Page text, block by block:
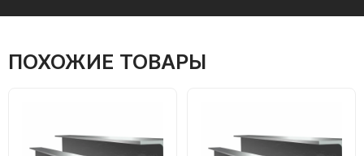
ПОХОЖИЕ ТОВАРЫ